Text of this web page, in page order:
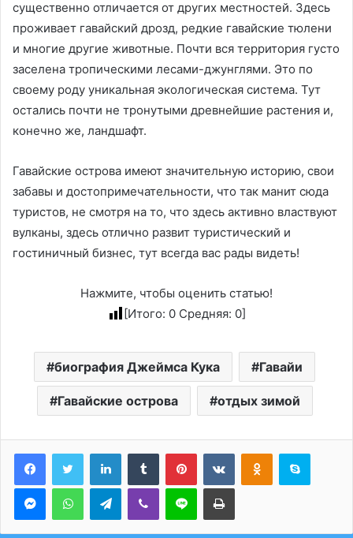
существенно отличается от других местностей. Здесь
проживает гавайский дрозд, редкие гавайские тюлени
и многие другие животные. Почти вся территория густо
заселена тропическими лесами-джунглями. Это по
своему роду уникальная экологическая система. Тут
остались почти не тронутыми древнейшие растения и,
конечно же, ландшафт.
Гавайские острова имеют значительную историю, свои
забавы и достопримечательности, что так манит сюда
туристов, не смотря на то, что здесь активно властвуют
вулканы, здесь отлично развит туристический и
гостиничный бизнес, тут всегда вас рады видеть!
Нажмите, чтобы оценить статью!
[Итого: 0Средняя: 0]
биография Джеймса Кука Гавайи
Гавайские острова отдых зимой
LinkedInTumblr PinterestВконтактеОдноклассники
Skype
MessengerWhatsAppTelegramViber Line Печатать